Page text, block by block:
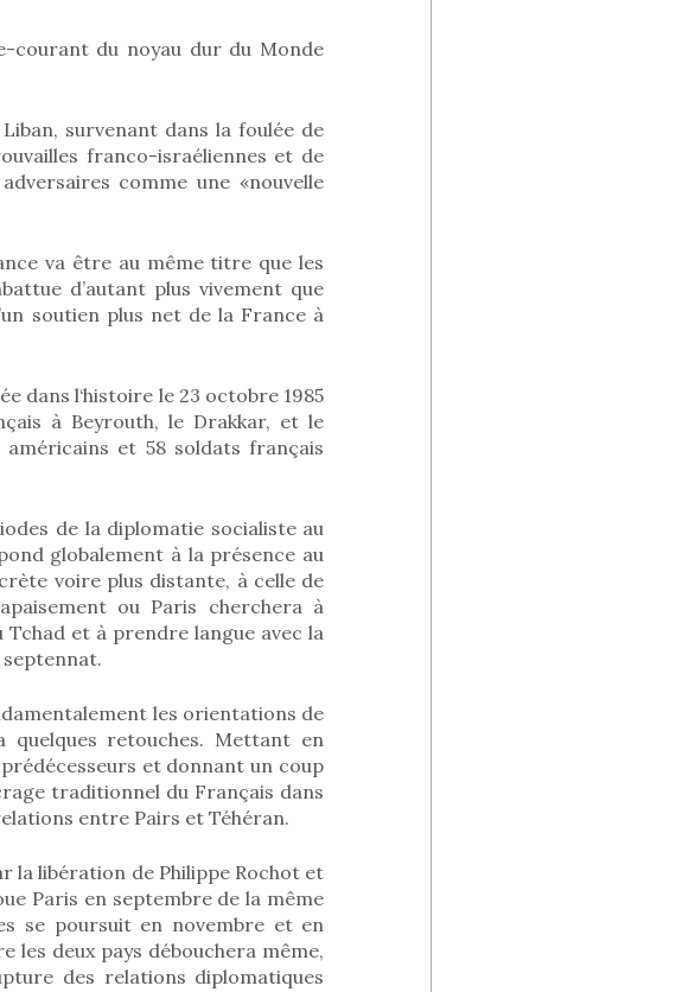
du noyau dur du Monde
survenant dans la foulée de
franco-israéliennes et de
comme une «nouvelle
va être au même titre que les
d’autant plus vivement que
soutien plus net de la France à
dans l‘histoire le 23 octobre 1985
à Beyrouth, le Drakkar, et le
et 58 soldats français
de la diplomatie socialiste au
globalement à la présence au
voire plus distante, à celle de
ou Paris cherchera à
et à prendre langue avec la
septennat.
les orientations de
retouches. Mettant en
et donnant un coup
traditionnel du Français dans
entre Pairs et Téhéran.
la libération de Philippe Rochot et
Paris en septembre de la même
se poursuit en novembre et en
les deux pays débouchera même,
des relations diplomatiques